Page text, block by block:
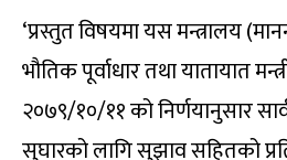
‘प्रस्तुत विषयमा यस मन्त्रालय
भौतिक पूर्वाधार तथा यातायात
२०७९/१०/११ को निर्णयानुसार
सुघारको लागि सुझाव सहितको